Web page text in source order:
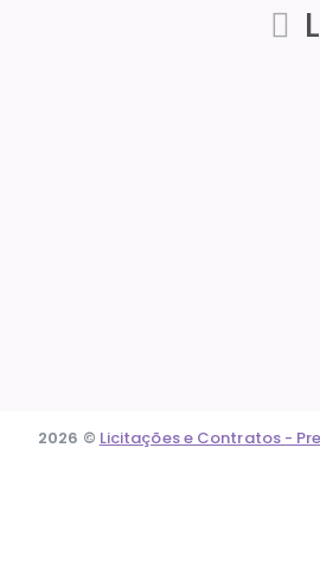
2026 © Licitações e Contratos -